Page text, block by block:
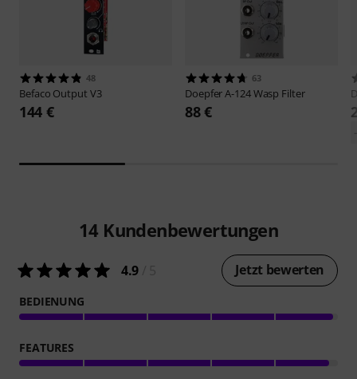
48
Befaco Output V3
144 €
63
DoepferA-124 Wasp Filter
88 €
14 Kundenbewertungen
4.9 Jetzt bewerten
BEDIENUNG
FEATURES